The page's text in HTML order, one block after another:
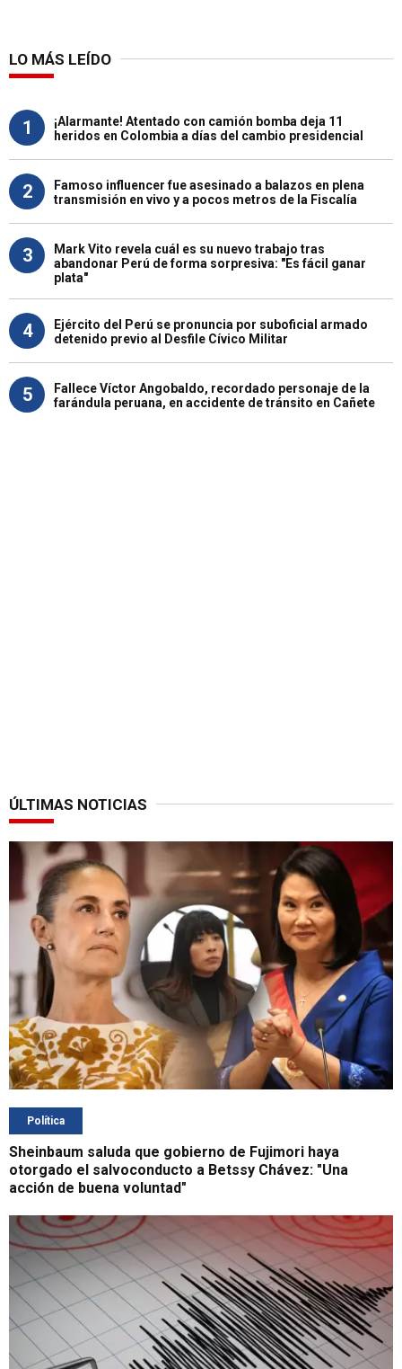
LO MÁS LEÍDO
1
¡Alarmante! Atentado con camión bomba deja 11
heridos en Colombia a días del cambio presidencial
2
Famoso influencer fue asesinado a balazos en plena
transmisión en vivo y a pocos metros de la Fiscalía
3
Mark Vito revela cuál es su nuevo trabajo tras
abandonar Perú de forma sorpresiva: "Es fácil ganar
plata"
4
Ejército del Perú se pronuncia por suboficial armado
detenido previo al Desfile Cívico Militar
5
Fallece Víctor Angobaldo, recordado personaje de la
farándula peruana, en accidente de tránsito en Cañete
ÚLTIMAS NOTICIAS
Política
Sheinbaum saluda que gobierno de Fujimori haya
otorgado el salvoconducto a Betssy Chávez: "Una
acción de buena voluntad"